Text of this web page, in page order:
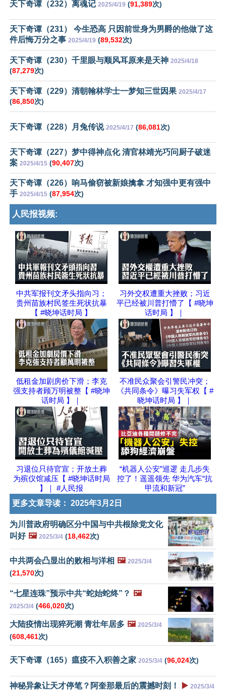
天下奇谭（232）离魂记 2025/4/19 (91,389次)
天下奇谭（231） 今生恐高 只因前世身为男爵的他做了这
件后悔万分之事 2025/4/19 (89,532次)
天下奇谭（230）千里眼与顺风耳原来是天神 2025/4/18
(87,279次)
天下奇谭（229）清朝翰林学士一梦知三世因果 2025/4/17
(86,850次)
天下奇谭（228）月兔传说 2025/4/17 (86,081次)
天下奇谭（227）梦中得神点化 清官林靖光巧问厨子破迷
案 2025/4/15 (90,407次)
天下奇谭（226）响马偷窃被新娘擒拿 才知强中更有强中
手 2025/4/15 (87,954次)
人民报视频:
中共军报刊文矛头指向习；
贵州苗族村民签生死状抗暴
【 #晓坤话时局 】
习外交权遭重大挫败；习近
平已经被川普打懵了【 #晓坤
话时局 】｜
低租金加剧房价下滑；李克
强支持者顾万明被整【 #晓坤
话时局 】｜
不准民众聚会引警民冲突；
《共同条令》曝习失军权【 #
晓坤话时局 】｜
习退位只待官宣；开放土葬
为殡仪馆减压【 #晓坤话时局
】｜ #人民报
“机器人公安”巡逻 走几步失
控了！遥遥领先 华为汽车“抗
甲流和新冠”
更多文章导读： 2025年3月2日
为川普政府明确区分中国与中共根除党文化
叫好 🖼️ 2025/3/4 (18,462次)
中共两会凸显出的败相与洋相 🖼️ 2025/3/4
(21,570次)
“七星连珠”预示中共“蛇始蛇终”？ 🖼️
2025/3/4 (466,020次)
大陆疫情出现猝死潮 青壮年居多 🖼️ 2025/3/4
(608,461次)
天下奇谭（165）瘟疫不入积善之家 2025/3/4 (96,024次)
神秘异象让天才停笔？阿奎那最后的震撼时刻！ ▶️ 2025/3/4